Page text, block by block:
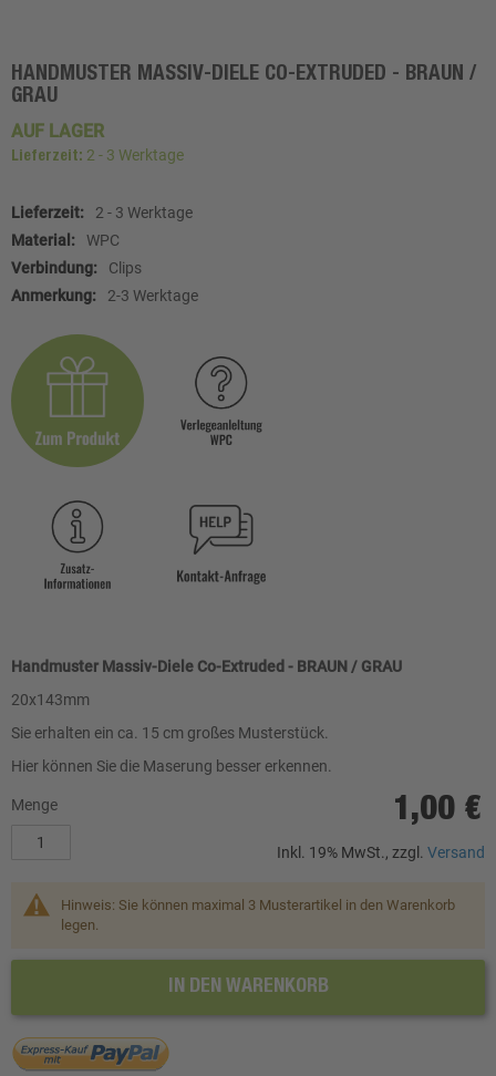
Zum
Anfang
Bildgalerie
springen
HANDMUSTER MASSIV-DIELE CO-EXTRUDED - BRAUN /
GRAU
AUF LAGER
Lieferzeit: 2 - 3 Werktage
Weitere
Informationen
2 - 3 Werktage
WPC
Clips
2-3 Werktage
Handmuster Massiv-Diele Co-Extruded - BRAUN / GRAU
20x143mm
Sie erhalten ein ca. 15 cm großes Musterstück.
Hier können Sie die Maserung besser erkennen.
1,00 €
Inkl. 19% MwSt., zzgl. Versand
Menge
Hinweis: Sie können maximal 3 Musterartikel in den Warenkorb
legen.
IN DEN WARENKORB